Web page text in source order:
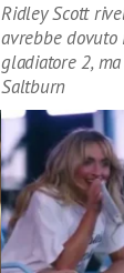
Ridley Scott
avrebbe
gladiatore 2,
Saltburn